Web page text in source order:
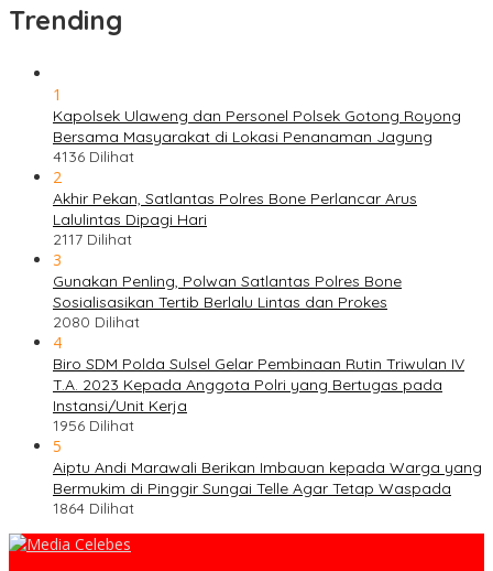
Trending
1
Kapolsek Ulaweng dan Personel Polsek Gotong Royong
Bersama Masyarakat di Lokasi Penanaman Jagung
4136 Dilihat
2
Akhir Pekan, Satlantas Polres Bone Perlancar Arus
Lalulintas Dipagi Hari
2117 Dilihat
3
Gunakan Penling, Polwan Satlantas Polres Bone
Sosialisasikan Tertib Berlalu Lintas dan Prokes
2080 Dilihat
4
Biro SDM Polda Sulsel Gelar Pembinaan Rutin Triwulan IV
T.A. 2023 Kepada Anggota Polri yang Bertugas pada
Instansi/Unit Kerja
1956 Dilihat
5
Aiptu Andi Marawali Berikan Imbauan kepada Warga yang
Bermukim di Pinggir Sungai Telle Agar Tetap Waspada
1864 Dilihat